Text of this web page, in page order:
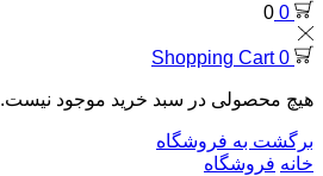
0
0
0
Shopping Cart
هیچ محصولی در سبد خرید موجود نیست.
برگشت به فروشگاه
خانه فروشگاه